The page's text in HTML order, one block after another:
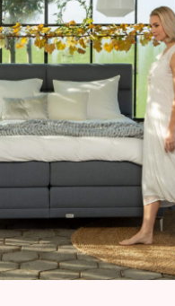
Blijf op de
u hier in voor de gratis e-
Inschrijven